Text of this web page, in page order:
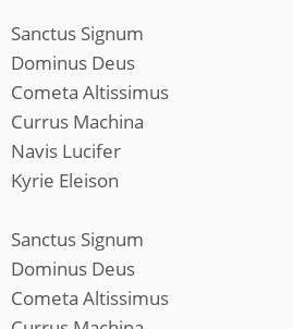
Sanctus Signum
Dominus Deus
Cometa Altissimus
Currus Machina
Navis Lucifer
Kyrie Eleison
Sanctus Signum
Dominus Deus
Cometa Altissimus